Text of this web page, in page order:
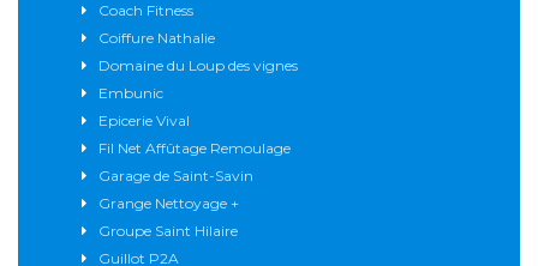
Coach Fitness
Coiffure Nathalie
Domaine du Loup des vignes
Embunic
Epicerie Vival
Fil Net Affûtage Remoulage
Garage de Saint-Savin
Grange Nettoyage +
Groupe Saint Hilaire
Guillot P2A